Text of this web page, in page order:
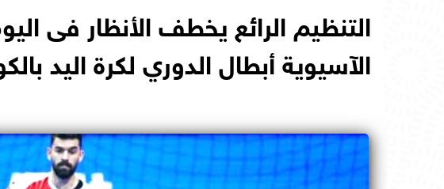
التنظيم الرائع يخطف الأنظار فى
الآسيوية أبطال الدوري لكرة اليد